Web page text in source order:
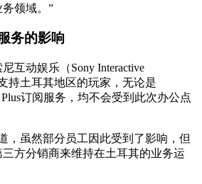
领域。”
务的影响
互动娱乐（Sony Interactive
持土耳其地区的玩家，无论是
Plus订阅服务，均不会受到此次办公点
，虽然部分员工因此受到了影响，但
方分销商来维持在土耳其的业务运